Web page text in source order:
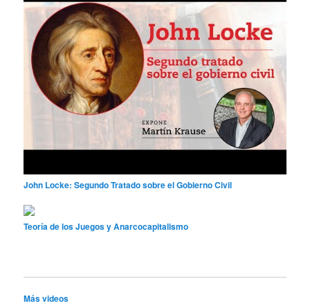
John Locke: Segundo Tratado sobre el Gobierno Civil
Teoría de los Juegos y Anarcocapitalismo
Más videos